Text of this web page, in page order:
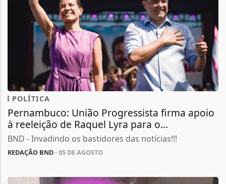
POLÍTICA
Pernambuco: União Progressista firma apoio
à reeleição de Raquel Lyra para o...
BND - Invadindo os bastidores das notícias!!!
REDAÇÃO BND- 05 DE AGOSTO